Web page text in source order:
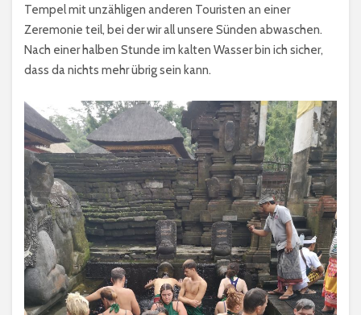
Tempel mit unzähligen anderen Touristen an einer
Zeremonie teil, bei der wir all unsere Sünden abwaschen.
Nach einer halben Stunde im kalten Wasser bin ich sicher,
dass da nichts mehr übrig sein kann.